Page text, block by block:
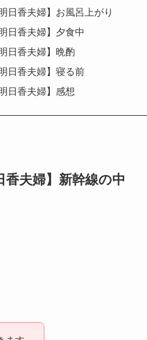
日香夫婦】お風呂上がり
日香夫婦】夕食中
日香夫婦】晩酌
日香夫婦】寝る前
日香夫婦】感想
香夫婦】新幹線の中